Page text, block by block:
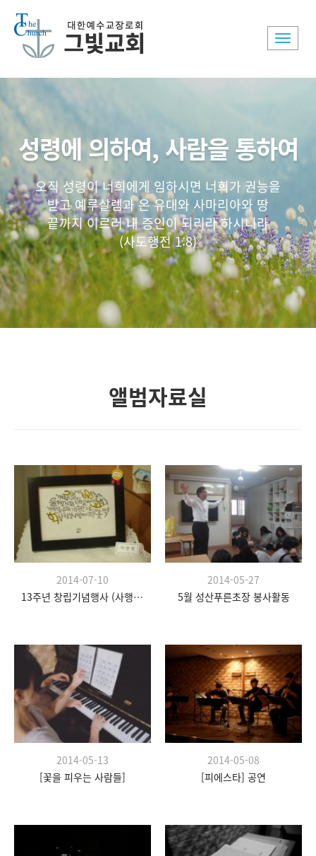
Toggle
성령에 의하여, 사람을 통하여
오직 성령이 너희에게 임하시면 너희가 권능을
받고 예루살렘과 온 유대와 사마리아와 땅
끝까지 이르러 내 증인이 되리라 하시니라
(사도행전 1:8)
앨범자료실
2014-07-10
13주년 창립기념행사 (사행시, 데코레이션)
2014-05-27
5월 성산푸른초장 봉사활동
2014-05-13
[꽃을 피우는 사람들]
2014-05-08
[피에스타] 공연